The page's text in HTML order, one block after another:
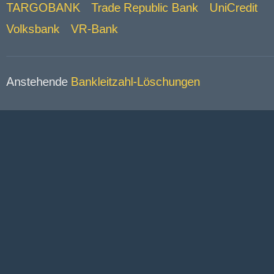
TARGOBANK
Trade Republic Bank
UniCredit
Volksbank
VR-Bank
Anstehende Bankleitzahl-Löschungen